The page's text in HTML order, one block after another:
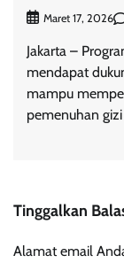
Maret 17, 2026
Jakarta –
mendapat
mampu
pemenuhan
Tinggalkan
Alamat email